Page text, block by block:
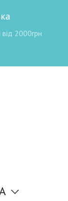
від 2000грн